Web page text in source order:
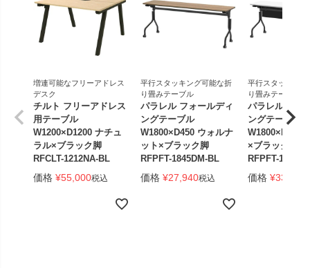
増連可能なフリーアドレス
デスク
チルト フリーアドレス
用テーブル
W1200×D1200 ナチュ
ラル×ブラック脚
RFCLT-1212NA-BL
価格 ¥55,000税込
平行スタッキング可能な折
り畳みテーブル
パラレル フォールディ
ングテーブル
W1800×D450 ウォルナ
ット×ブラック脚
RFPFT-1845DM-BL
価格 ¥27,940税込
平行スタッキン
り畳みテーブル
パラレル フォ
ングテーブル
W1800×D450
×ブラック脚
RFPFT-
価格 ¥33,440